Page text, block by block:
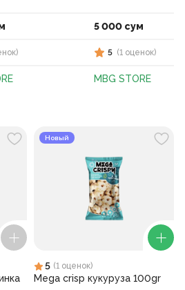
)
5 000 сум
5 (1 оценок)
MBG STORE
Новый
5 (1 оценок)
Mega crisp кукуруза 100gr